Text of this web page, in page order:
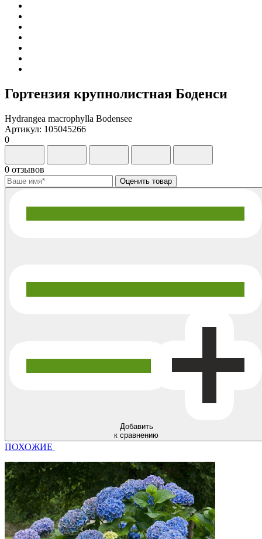
Гортензия крупнолистная Боденси
Hydrangea macrophylla Bodensee
Артикул: 105045266
0
0 отзывов
Добавить
к сравнению
ПОХОЖИЕ